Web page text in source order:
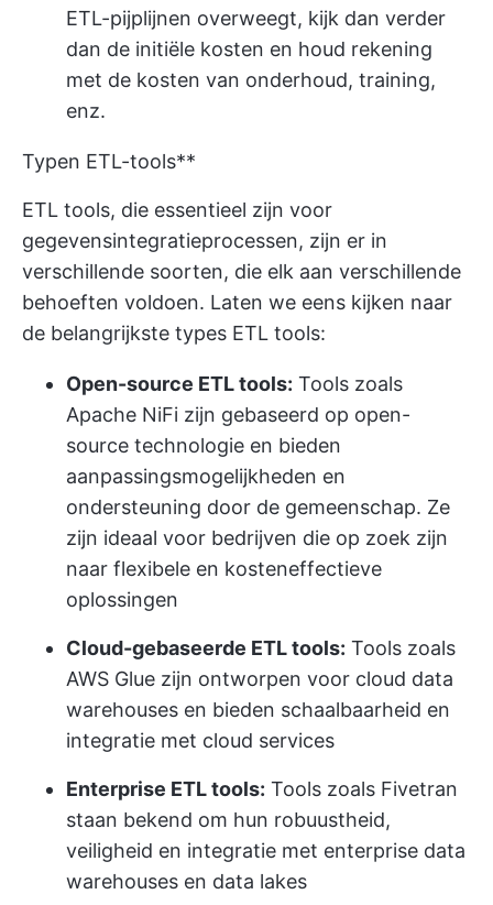
ETL-pijplijnen overweegt, kijk dan verder
dan de initiële kosten en houd rekening
met de kosten van onderhoud, training,
enz.
Typen ETL-tools**
ETL tools, die essentieel zijn voor
gegevensintegratieprocessen, zijn er in
verschillende soorten, die elk aan verschillende
behoeften voldoen. Laten we eens kijken naar
de belangrijkste types ETL tools:
Open-source ETL tools: Tools zoals
Apache NiFi zijn gebaseerd op open-
source technologie en bieden
aanpassingsmogelijkheden en
ondersteuning door de gemeenschap. Ze
zijn ideaal voor bedrijven die op zoek zijn
naar flexibele en kosteneffectieve
oplossingen
Cloud-gebaseerde ETL tools: Tools zoals
AWS Glue zijn ontworpen voor cloud data
warehouses en bieden schaalbaarheid en
integratie met cloud services
Enterprise ETL tools: Tools zoals Fivetran
staan bekend om hun robuustheid,
veiligheid en integratie met enterprise data
warehouses en data lakes